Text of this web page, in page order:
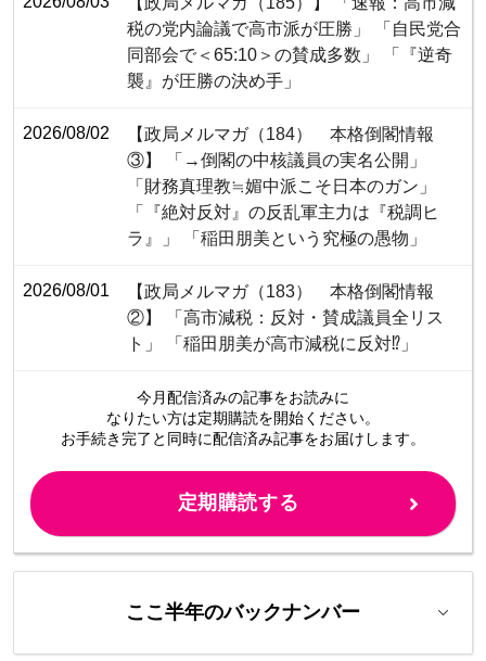
税の党内論議で高市派が圧勝」 「自民党合
同部会で＜65:10＞の賛成多数」 「『逆奇
襲』が圧勝の決め手」
2026/08/02
【政局メルマガ（184） 本格倒閣情報
③】 「→倒閣の中核議員の実名公開」
「財務真理教≒媚中派こそ日本のガン」
「『絶対反対』の反乱軍主力は『税調ヒ
ラ』」 「稲田朋美という究極の愚物」
2026/08/01
【政局メルマガ（183） 本格倒閣情報
②】 「高市減税：反対・賛成議員全リス
ト」 「稲田朋美が高市減税に反対⁉」
今月配信済みの記事をお読みに
なりたい方は定期購読を開始ください。
お手続き完了と同時に配信済み記事をお届けします。
定期購読する
ここ半年のバックナンバー